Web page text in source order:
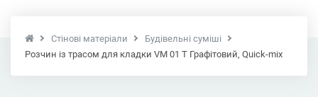
Стінові матеріали
Будівельні суміші
Розчин із трасом для кладки VM 01 T Графітовий, Quick-mix